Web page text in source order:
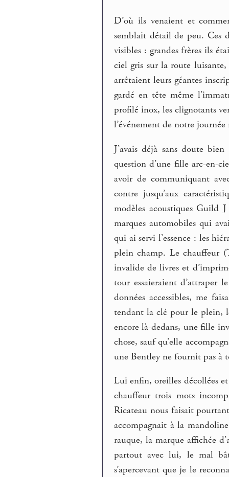
D’où ils venaient et
semblait détail de peu. Ces
visibles : grandes frères ils
ciel gris sur la route
arrêtaient leurs géantes
gardé en tête même
profilé inox, les clignotants
l’événement de notre
J’avais déjà sans doute
question d’une fille arc-en-
avoir de communiquant
contre jusqu’aux
modèles acoustiques Guild
marques automobiles qui
qui ai servi l’essence : les
plein champ. Le chauffeur
invalide de livres et
tour essaieraient d’attraper
données accessibles, me
tendant la clé pour le plein,
encore là-dedans, une fille
chose, sauf qu’elle
une Bentley ne fournit pas à
Lui enfin, oreilles décollées
chauffeur trois mots
Ricateau nous faisait
accompagnait à la
rauque, la marque affichée
partout avec lui, le mal
s’apercevant que je le